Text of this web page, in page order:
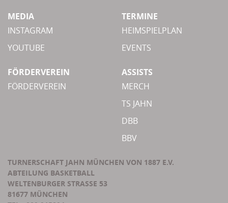
MEDIA
INSTAGRAM
YOUTUBE
TERMINE
HEIMSPIELPLAN
EVENTS
FÖRDERVEREIN
FÖRDERVEREIN
ASSISTS
MERCH
TS JAHN
DBB
BBV
TURNERSCHAFT JAHN MÜNCHEN VON 1887 E.V.
ABTEILUNG BASKETBALL
WELTENBURGER STRASSE 53
81677 MÜNCHEN